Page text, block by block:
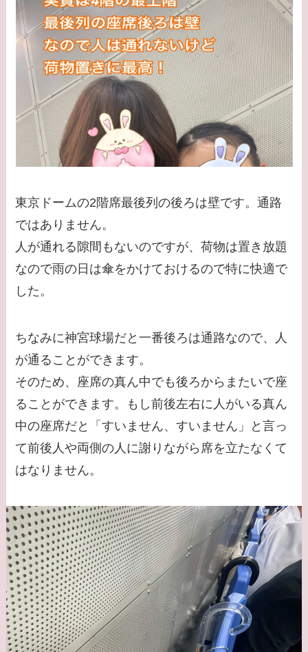
東京ドームの2階席最後列の後ろは壁です。通路
ではありません。
人が通れる隙間もないのですが、荷物は置き放題
なので雨の日は傘をかけておけるので特に快適で
した。
ちなみに神宮球場だと一番後ろは通路なので、人
が通ることができます。
そのため、座席の真ん中でも後ろからまたいで座
ることができます。もし前後左右に人がいる真ん
中の座席だと「すいません、すいません」と言っ
て前後人や両側の人に謝りながら席を立たなくて
はなりません。